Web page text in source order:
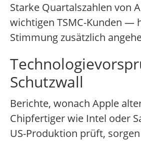
Starke Quartalszahlen von
wichtigen TSMC-Kunden —
Stimmung zusätzlich
Schutzwall
Berichte, wonach Apple
Chipfertiger wie Intel oder
US-Produktion prüft,